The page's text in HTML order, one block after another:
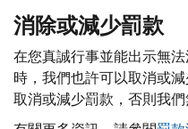
消除或減少罰款
在您真誠行事並能出示無
時，我們也許可以取消或
取消或減少罰款，否則我們